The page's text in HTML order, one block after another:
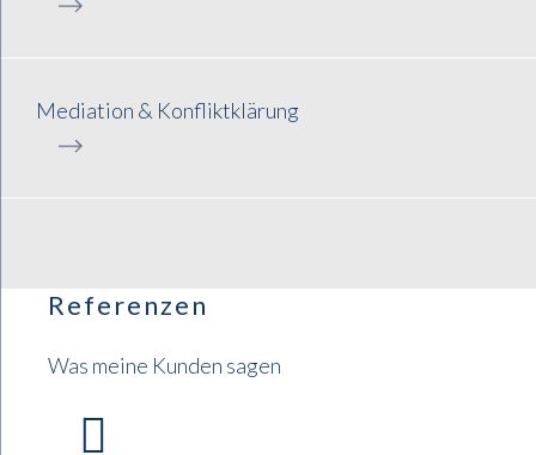
Mediation & Konfliktklärung​​
Referenzen
Was meine Kunden sagen